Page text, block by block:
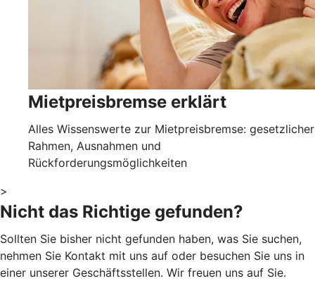
Mietpreisbremse erklärt
Alles Wissenswerte zur Mietpreisbremse: gesetzlicher
Rahmen, Ausnahmen und
Rückforderungsmöglichkeiten
>
Nicht das Richtige gefunden?
Sollten Sie bisher nicht gefunden haben, was Sie suchen,
nehmen Sie Kontakt mit uns auf oder besuchen Sie uns in
einer unserer Geschäftsstellen. Wir freuen uns auf Sie.